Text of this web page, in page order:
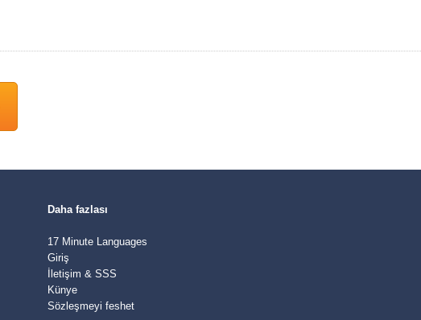
Daha fazlası
17 Minute Languages
Giriş
İletişim & SSS
Künye
Sözleşmeyi feshet